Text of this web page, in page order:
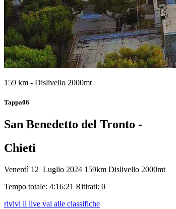
159 km - Dislivello 2000mt
Tappa06
San Benedetto del Tronto -
Chieti
Venerdì 12 Luglio 2024 159km Dislivello 2000mt
Tempo totale: 4:16:21 Ritirati: 0
rivivi il live vai alle classifiche